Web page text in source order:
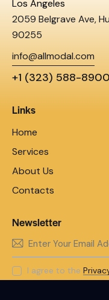
Los Angeles
2059 Belgrave Ave,
90255
info@allmodal.com
+1 (323) 588-8900
Links
Home
Services
About Us
Contacts
Newsletter
I agree to the